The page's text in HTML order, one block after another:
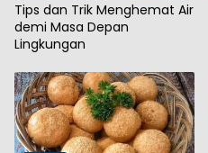
Tips dan Trik Menghemat Air
demi Masa Depan
Lingkungan